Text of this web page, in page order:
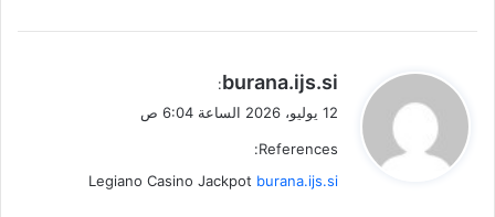
ي
ق
ل
burana.ijs.si
:
12 يوليو، 2026 الساعة 6:04 ص
References:
Legiano Casino Jackpot burana.ijs.si